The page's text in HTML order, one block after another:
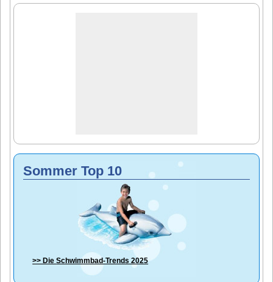
Sommer Top 10
>> DieSchwimmbad-Trends 2025